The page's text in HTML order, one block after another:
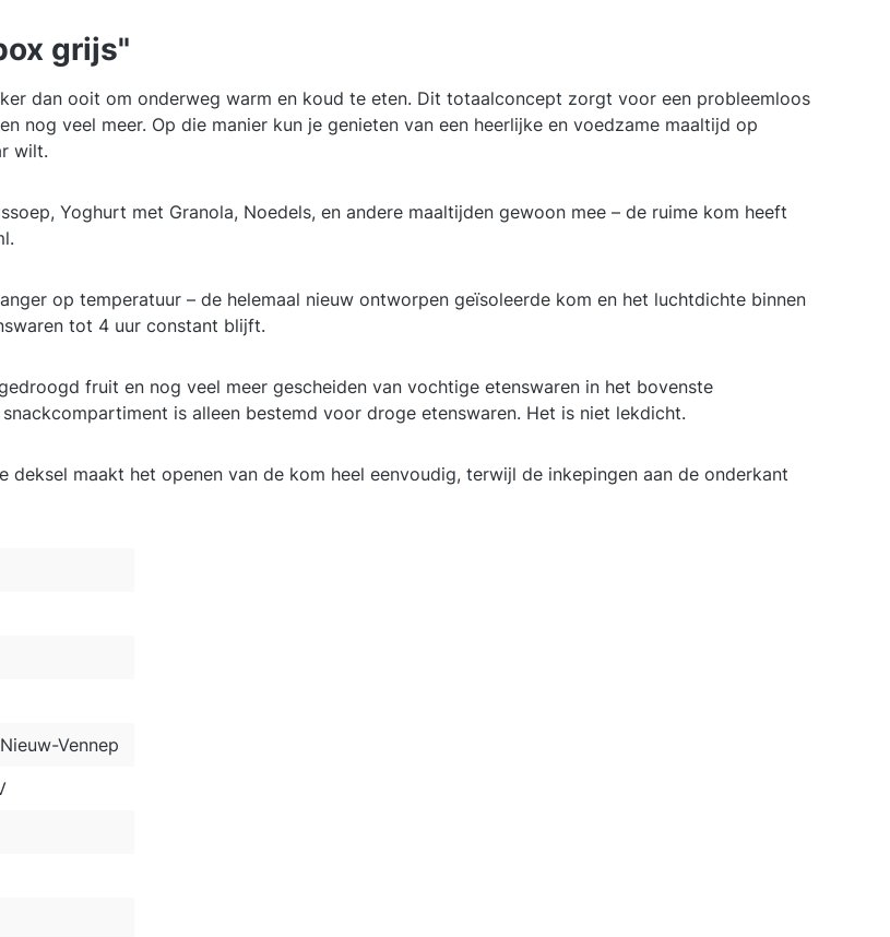
grijs"
dan ooit om onderweg warm en koud te eten. Dit totaalconcept zorgt voor een probleemloos
nog veel meer. Op die manier kun je genieten van een heerlijke en voedzame maaltijd op
wilt.
Yoghurt met Granola, Noedels, en andere maaltijden gewoon mee – de ruime kom heeft
op temperatuur – de helemaal nieuw ontworpen geïsoleerde kom en het luchtdichte binnen
tot 4 uur constant blijft.
gedroogd fruit en nog veel meer gescheiden van vochtige etenswaren in het bovenste
is alleen bestemd voor droge etenswaren. Het is niet lekdicht.
deksel maakt het openen van de kom heel eenvoudig, terwijl de inkepingen aan de onderkant
Vennep